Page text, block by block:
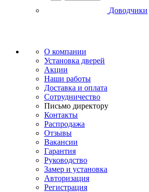
Доводчики
О компании
Установка дверей
Акции
Наши работы
Доставка и оплата
Сотрудничество
Письмо директору
Контакты
Распродажа
Отзывы
Вакансии
Гарантия
Руководство
Замер и установка
Авторизация
Регистрация